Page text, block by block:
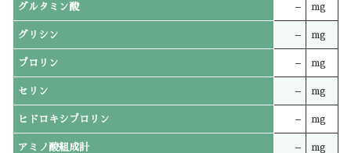
グルタミン酸 – mg
グリシン – mg
プロリン – mg
セリン – mg
ヒドロキシプロリン – mg
アミノ酸組成計 – mg